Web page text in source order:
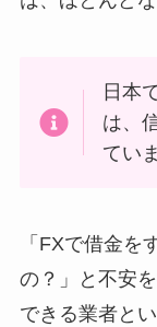
日本
は、
てい
「FXで借金を
の？」と不安
できる業者とい